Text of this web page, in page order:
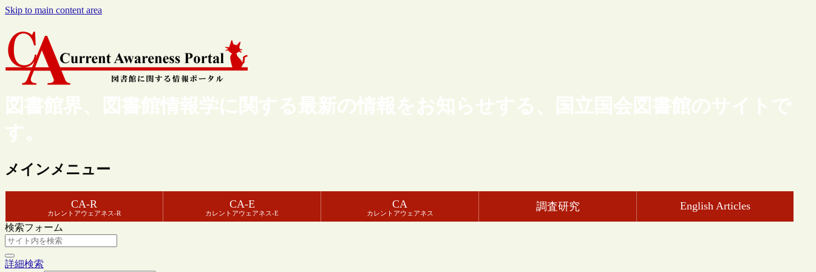
Skip to main content area
図書館界、図書館情報学に関する最新の情報をお知らせする、国立国会図書館のサイトで
す。
メインメニュー
CA-R
カレントアウェアネス-R
CA-E
カレントアウェアネス-E
CA
カレントアウェアネス
調査研究 English Articles
検索フォーム
詳細検索